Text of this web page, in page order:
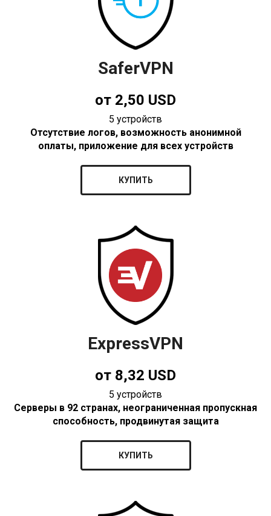
SaferVPN
от 2,50 USD
5 устройств
Отсутствие логов, возможность анонимной
оплаты, приложение для всех устройств
КУПИТЬ
ExpressVPN
от 8,32 USD
5 устройств
Серверы в 92 странах, неограниченная пропускная
способность, продвинутая защита
КУПИТЬ